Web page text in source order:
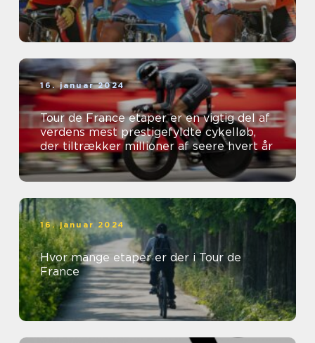
16. januar 2024
Tour de France etaper er en vigtig del af
verdens mest prestigefyldte cykelløb,
der tiltrækker millioner af seere hvert år
16. januar 2024
Hvor mange etaper er der i Tour de
France